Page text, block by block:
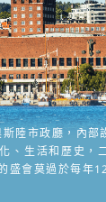
陸市政廳，內部
、生活和歷史，
盛會莫過於每年